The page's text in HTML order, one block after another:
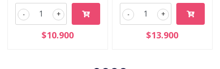
+
-
$10.900
+
-
$13.900